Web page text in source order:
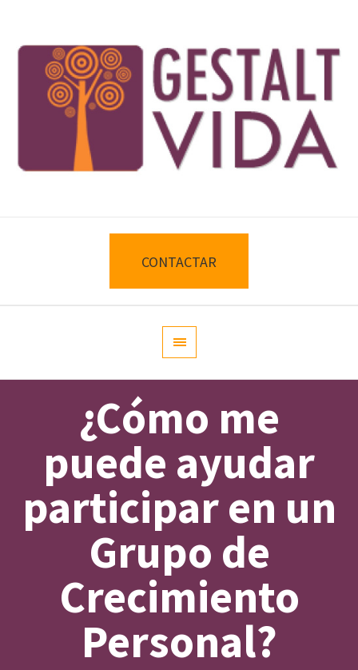
CONTACTAR
¿Cómo me
puede ayudar
participar en un
Grupo de
Crecimiento
Personal?